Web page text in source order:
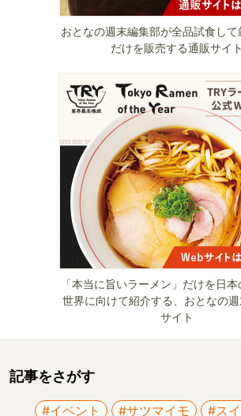
おとなの週末編集部が全品試食して
だけを販売する通販サイト
「本当に旨いラーメン」だけを日
世界に向けて紹介する、おとなの週
サイト
記事をさがす
#イベント #サツマイモ #ス